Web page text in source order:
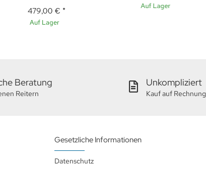
479,00 € *
Auf Lager
Auf Lager
Beratung
Reitern
Unkompliziert
Kauf auf Rechnung
Gesetzliche Informationen
Datenschutz